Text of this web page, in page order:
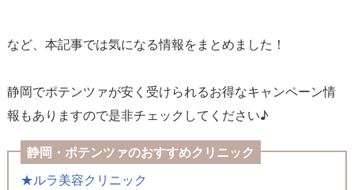
など、本記事では気になる情報をまとめました！
静岡でポテンツァが安く受けられるお得なキャンペーン情
報もありますので是非チェックしてください♪
静岡・ポテンツァのおすすめクリニック
★ルラ美容クリニック